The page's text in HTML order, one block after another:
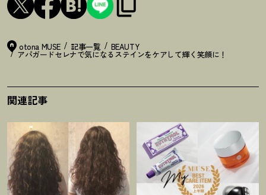
otona MUSE 記事一覧 BEAUTY
アパガードセレナで気になるステインをケアして輝く笑顔に ！
関連記事